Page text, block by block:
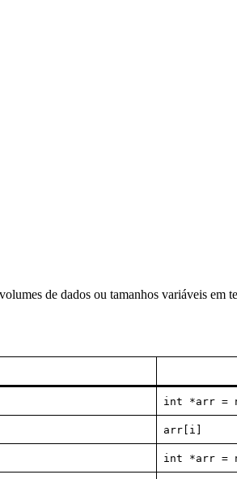
de dados ou tamanhos variáveis em
int *arr =
arr[i]
int *arr =